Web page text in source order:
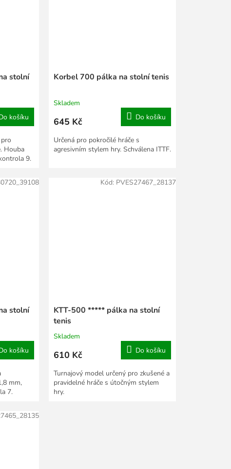
stolní
košíku
Houba
9.
Korbel 700 pálka na stolní tenis
Skladem
645 Kč Do košíku
Určená pro pokročilé hráče s
agresivním stylem hry. Schválena ITTF.
stolní
košíku
mm,
7.
KTT-500 ***** pálka na stolní
tenis
Skladem
610 Kč Do košíku
Turnajový model určený pro zkušené a
pravidelné hráče s útočným stylem
hry.
Kód: PVES27467_28137